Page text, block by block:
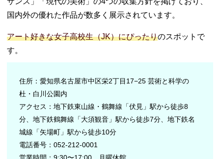
国内外の優れた作品が数多く展示されています。
アート好きな女子高校生（JK）にぴったりのスポットで
す。
住所：愛知県名古屋市中区栄2丁目17−25 芸術と科学の
杜・白川公園内
アクセス：地下鉄東山線・鶴舞線「伏見」駅から徒歩8
分、地下鉄鶴舞線「大須観音」駅から徒歩7分、地下鉄名
城線「矢場町」駅から徒歩10分
電話番号：052-212-0001